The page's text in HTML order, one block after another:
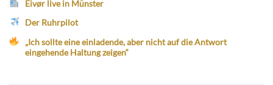
Eivør live in Münster
Der Ruhrpilot
„Ich sollte eine einladende, aber nicht auf die Antwort
eingehende Haltung zeigen“